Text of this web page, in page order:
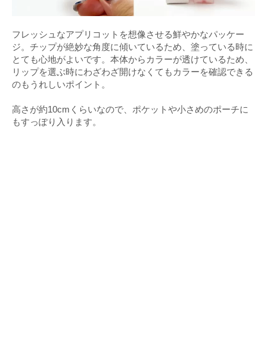
フレッシュなアプリコットを想像させる鮮やかなパッケー
ジ。チップが絶妙な角度に傾いているため、塗っている時に
とても心地がよいです。本体からカラーが透けているため、
リップを選ぶ時にわざわざ開けなくてもカラーを確認できる
のもうれしいポイント。
高さが約10cmくらいなので、ポケットや小さめのポーチに
もすっぽり入ります。